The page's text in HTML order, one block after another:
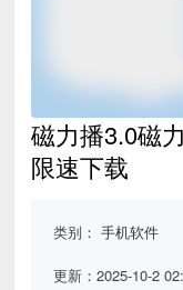
磁力播3.0磁
限速下载
类别：手机软件
更新：2025-10-2